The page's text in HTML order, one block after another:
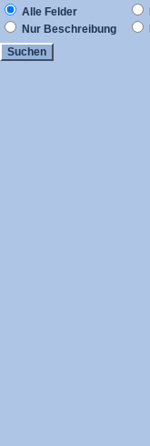
Alle Felder
Nur Beschreibung